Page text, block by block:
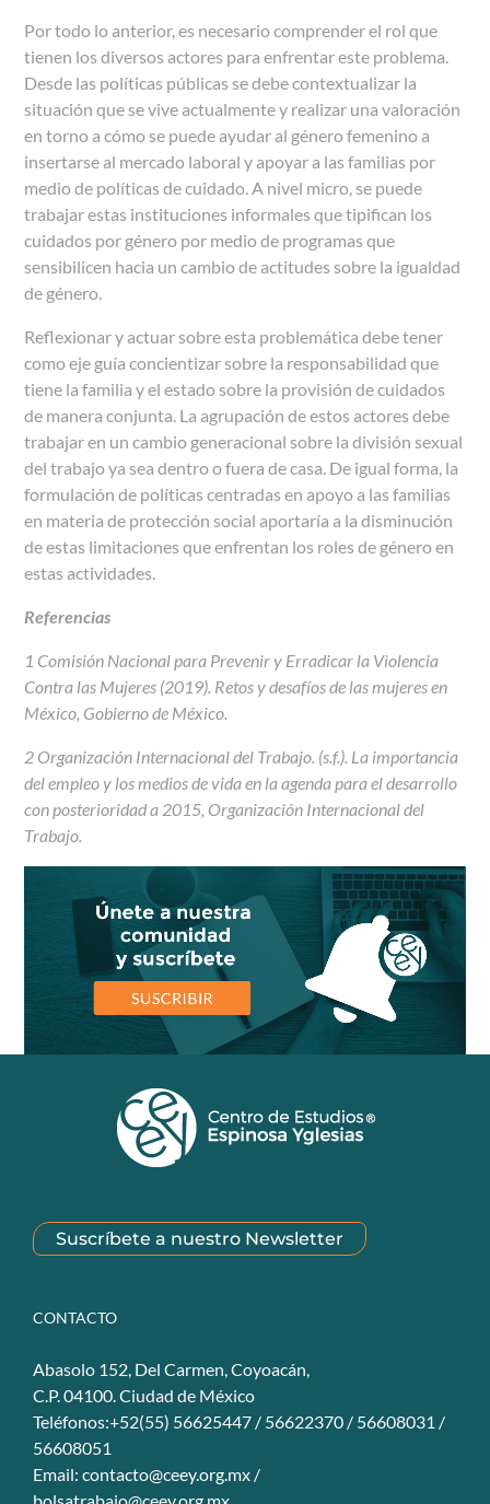
Por todo lo anterior, es necesario comprender el rol que
tienen los diversos actores para enfrentar este problema.
Desde las políticas públicas se debe contextualizar la
situación que se vive actualmente y realizar una valoración
en torno a cómo se puede ayudar al género femenino a
insertarse al mercado laboral y apoyar a las familias por
medio de políticas de cuidado. A nivel micro, se puede
trabajar estas instituciones informales que tipifican los
cuidados por género por medio de programas que
sensibilicen hacia un cambio de actitudes sobre la igualdad
de género.
Reflexionar y actuar sobre esta problemática debe tener
como eje guía concientizar sobre la responsabilidad que
tiene la familia y el estado sobre la provisión de cuidados
de manera conjunta. La agrupación de estos actores debe
trabajar en un cambio generacional sobre la división sexual
del trabajo ya sea dentro o fuera de casa. De igual forma, la
formulación de políticas centradas en apoyo a las familias
en materia de protección social aportaría a la disminución
de estas limitaciones que enfrentan los roles de género en
estas actividades.
Referencias
1 Comisión Nacional para Prevenir y Erradicar la Violencia
Contra las Mujeres (2019). Retos y desafíos de las mujeres en
México, Gobierno de México.
2 Organización Internacional del Trabajo. (s.f.). La importancia
del empleo y los medios de vida en la agenda para el desarrollo
con posterioridad a 2015, Organización Internacional del
Trabajo.
Suscríbete a nuestro Newsletter
CONTACTO
Abasolo 152, Del Carmen, Coyoacán,
C.P. 04100. Ciudad de México
Teléfonos:+52(55) 56625447 / 56622370 / 56608031 /
56608051
Email: contacto@ceey.org.mx /